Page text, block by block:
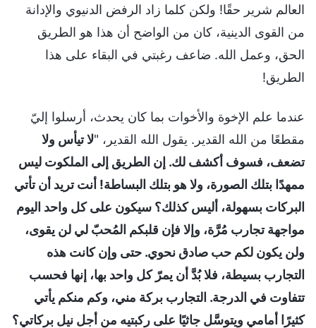
العالم شرير حقًا! ولكن كلما زاد الرفض الدنيوي والإدانة
من القوى الدينية، كان من الواضح أن هذا هو الطريق
الحق، وعمل الله. ضاعف رغبتي في البقاء على هذا
الطريق!
عندما علم الإخوة والأخوات بما كان يحدث، أرسلوا إليّ
مقطعًا من الله القدير. يقول الله القدير، "لا تيأس ولا
تضعف، فسوف أكشف لك. إن الطريق إلى الملكوت ليس
ممهدًا بتلك الصورة، ولا هو بتلك البساطة! أنت تريد أن تأتي
البركات بسهولة، أليس كذلك؟ سيكون على كل واحد اليوم
مواجهة تجارب مُرَّة، وإلا فإن قلبكم المُحبّ لي لن يقوى،
ولن يكون لكم حب صادق نحوي. حتى وإن كانت هذه
التجارب بسيطة، فلا بُدَّ أن يمرّ كل واحد بها، إنها فحسب
تتفاوت في الدرجة. التجارب بركة مني، وكم منكم يأتي
كثيرًا أمامي ويتوسَّل جاثيًا على ركبتيه من أجل نيل بركاتي؟